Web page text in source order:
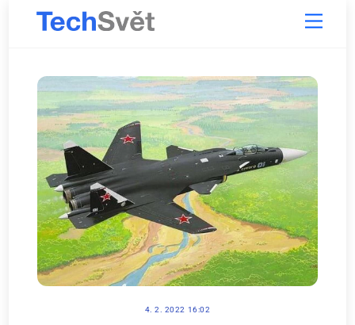
Menu
4. 2. 2022 16:02